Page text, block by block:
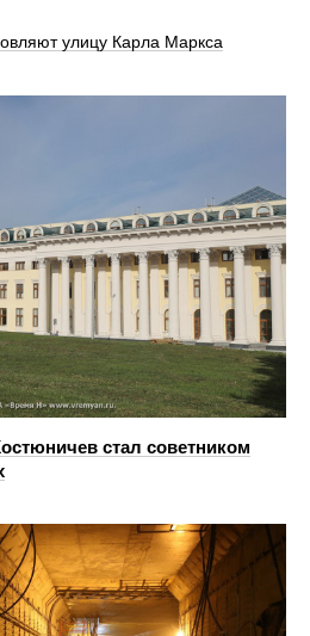
улицу Карла Маркса
стал советником